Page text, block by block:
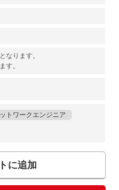
なります。
す。
トワークエンジニア
に追加